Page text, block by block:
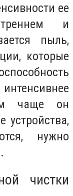
ее
и
пыль,
которые
чаще он
устройства,
нужно
чистки